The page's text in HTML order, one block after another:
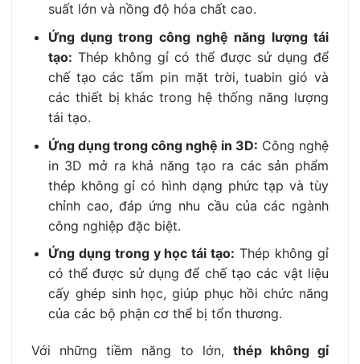
suất lớn và nồng độ hóa chất cao.
Ứng dụng trong công nghệ năng lượng tái
tạo: Thép không gỉ có thể được sử dụng để
chế tạo các tấm pin mặt trời, tuabin gió và
các thiết bị khác trong hệ thống năng lượng
tái tạo.
Ứng dụng trong công nghệ in 3D: Công nghệ
in 3D mở ra khả năng tạo ra các sản phẩm
thép không gỉ có hình dạng phức tạp và tùy
chỉnh cao, đáp ứng nhu cầu của các ngành
công nghiệp đặc biệt.
Ứng dụng trong y học tái tạo: Thép không gỉ
có thể được sử dụng để chế tạo các vật liệu
cấy ghép sinh học, giúp phục hồi chức năng
của các bộ phận cơ thể bị tổn thương.
Với những tiềm năng to lớn, thép không gỉ